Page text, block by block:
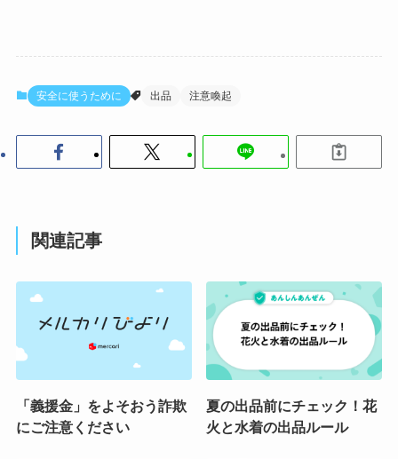
安全に使うために 出品 注意喚起
関連記事
「義援金」をよそおう詐欺
にご注意ください
夏の出品前にチェック！花
火と水着の出品ルール